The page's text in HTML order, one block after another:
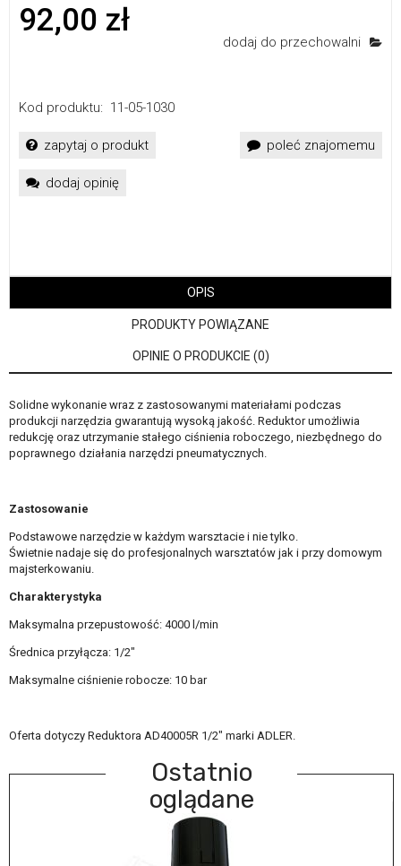
92,00 zł
dodaj do przechowalni
Kod produktu: 11-05-1030
zapytaj o produkt poleć znajomemu
dodaj opinię
OPIS
PRODUKTY POWIĄZANE
OPINIE O PRODUKCIE (0)
Solidne wykonanie wraz z zastosowanymi materiałami podczas
produkcji narzędzia gwarantują wysoką jakość. Reduktor umożliwia
redukcję oraz utrzymanie stałego ciśnienia roboczego, niezbędnego do
poprawnego działania narzędzi pneumatycznych.
Zastosowanie
Podstawowe narzędzie w każdym warsztacie i nie tylko.
Świetnie nadaje się do profesjonalnych warsztatów jak i przy domowym
majsterkowaniu.
Charakterystyka
Maksymalna przepustowość: 4000 l/min
Średnica przyłącza: 1/2"
Maksymalne ciśnienie robocze: 10 bar
Oferta dotyczy Reduktora AD40005R 1/2" marki ADLER.
Ostatnio
oglądane